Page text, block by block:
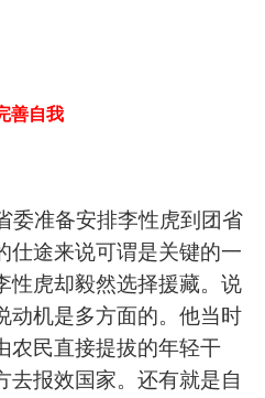
善自我
委准备安排李性虎到团省
仕途来说可谓是关键的一
性虎却毅然选择援藏。说
动机是多方面的。他当时
农民直接提拔的年轻干
去报效国家。还有就是自